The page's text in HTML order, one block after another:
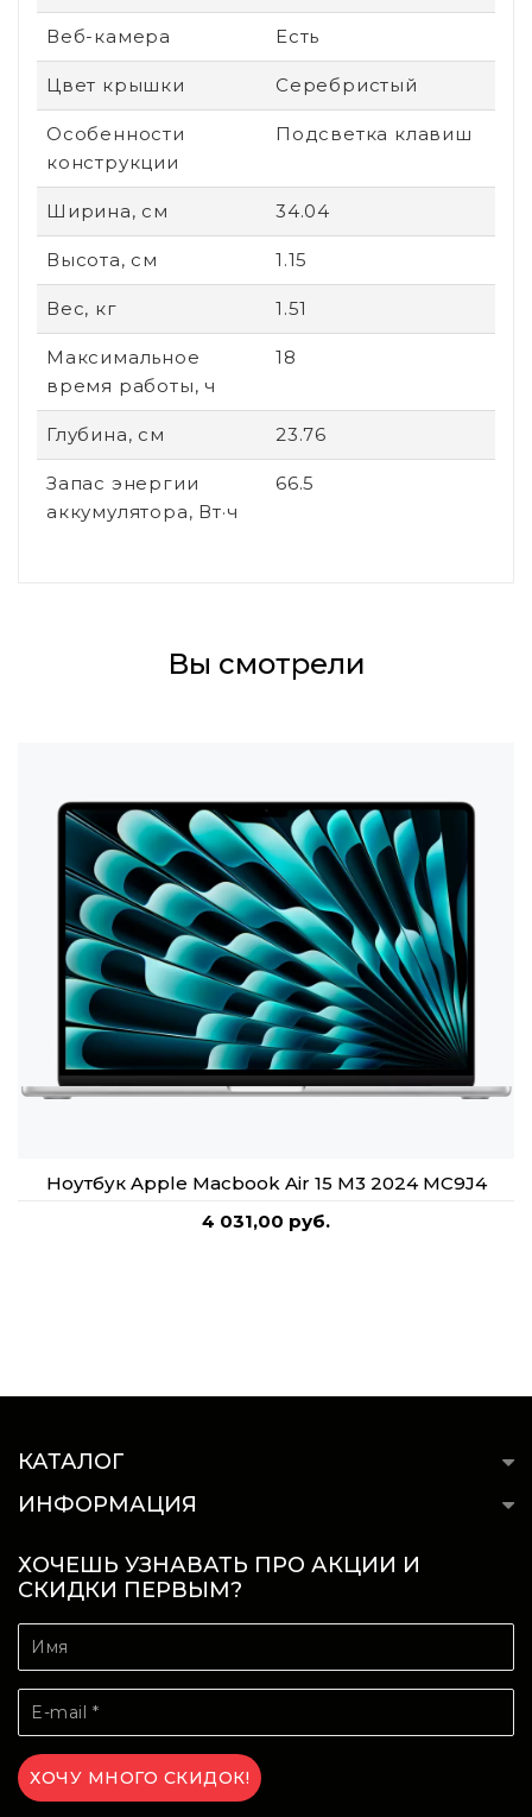
Веб-камера Есть
Цвет крышки Серебристый
Особенности
конструкции
Подсветка клавиш
Ширина, см 34.04
Высота, см 1.15
Вес, кг 1.51
Максимальное
время работы, ч
18
Глубина, см 23.76
Запас энергии
аккумулятора, Вт·ч
66.5
Вы смотрели
Ноутбук Apple Macbook Air 15 M3 2024 MC9J4
4 031,00 руб.
КАТАЛОГ
ИНФОРМАЦИЯ
ХОЧЕШЬ УЗНАВАТЬ ПРО АКЦИИ И
СКИДКИ ПЕРВЫМ?